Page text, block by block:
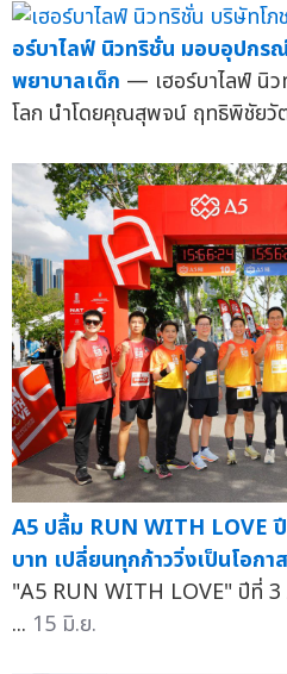
อร์บาไลฟ์ นิวทริชั่น มอบอุปกร
พยาบาลเด็ก — เฮอร์บาไลฟ์ นิว
โลก นำโดยคุณสุพจน์ ฤทธิพิชัยวั
A5 ปลื้ม RUN WITH LOVE
บาท เปลี่ยนทุกก้าววิ่งเป็นโอกา
"A5 RUN WITH LOVE" ปีที่
... 15 มิ.ย.